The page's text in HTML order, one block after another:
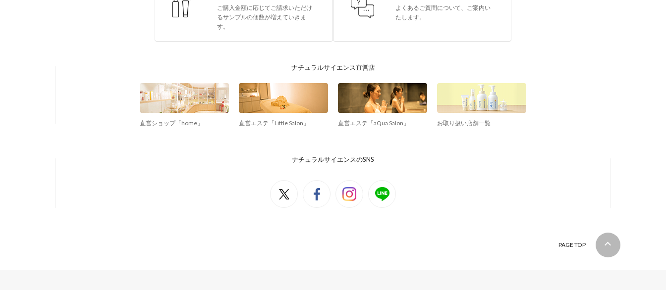
ご購入金額に応じてご請求いただけ
るサンプルの個数が増えていきま
す。
よくあるご質問について、ご案内い
たします。
ナチュラルサイエンス直営店
直営ショップ「home」 直営エステ「Little Salon」 直営エステ「aQua Salon」 お取り扱い店舗一覧
ナチュラルサイエンスのSNS
PAGE TOP